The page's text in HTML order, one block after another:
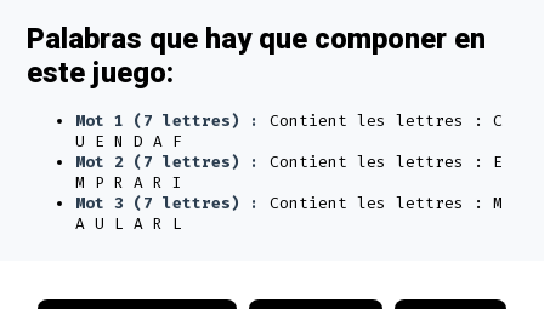
Palabras que hay que componer en
este juego:
Mot 1 (7 lettres) :
Contient les lettres : C
U E N D A F
Mot 2 (7 lettres) :
Contient les lettres : E
M P R A R I
Mot 3 (7 lettres) :
Contient les lettres : M
A U L A R L